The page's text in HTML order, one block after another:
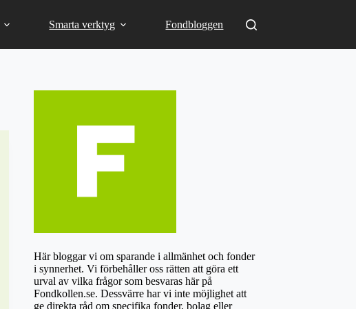
Smarta verktyg Fondbloggen
Här bloggar vi om sparande i allmänhet och fonder
i synnerhet. Vi förbehåller oss rätten att göra ett
urval av vilka frågor som besvaras här på
Fondkollen.se. Dessvärre har vi inte möjlighet att
ge direkta råd om specifika fonder, bolag eller